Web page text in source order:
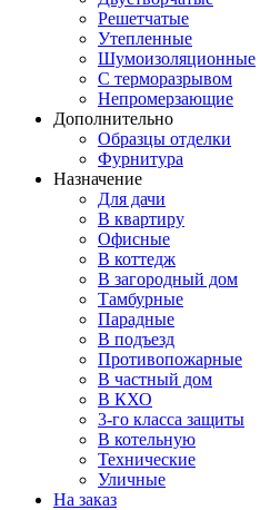
Решетчатые
Утепленные
Шумоизоляционные
С терморазрывом
Непромерзающие
Дополнительно
Образцы отделки
Фурнитура
Назначение
Для дачи
В квартиру
Офисные
В коттедж
В загородный дом
Тамбурные
Парадные
В подъезд
Противопожарные
В частный дом
В КХО
3-го класса защиты
В котельную
Технические
Уличные
На заказ